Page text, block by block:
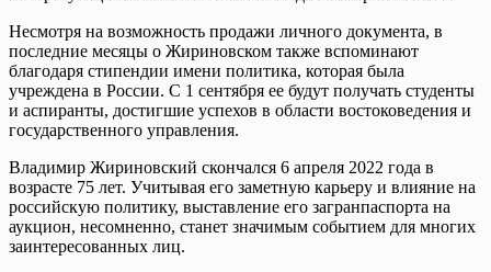
Несмотря на возможность продажи личного документа, в
последние месяцы о Жириновском также вспоминают
благодаря стипендии имени политика, которая была
учреждена в России. С 1 сентября ее будут получать студенты
и аспиранты, достигшие успехов в области востоковедения и
государственного управления.
Владимир Жириновский скончался 6 апреля 2022 года в
возрасте 75 лет. Учитывая его заметную карьеру и влияние на
российскую политику, выставление его загранпаспорта на
аукцион, несомненно, станет значимым событием для многих
заинтересованных лиц.